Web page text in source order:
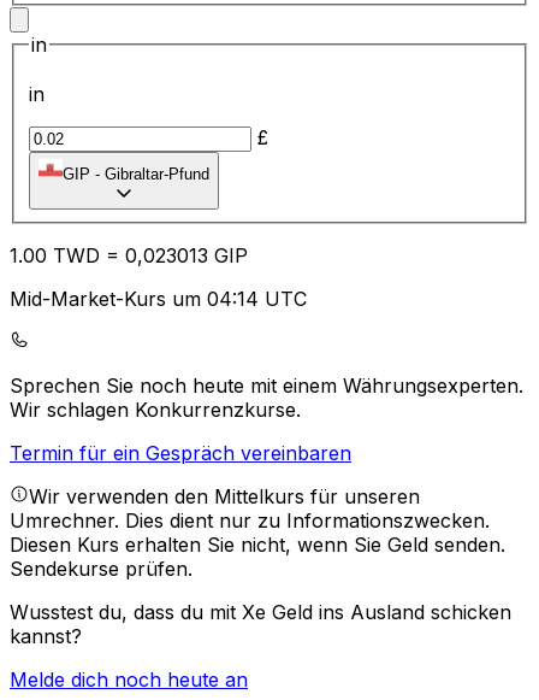
in
in
£
GIP - Gibraltar-Pfund
1.00 TWD = 0,023013 GIP
Mid-Market-Kurs um 04:14 UTC
Sprechen Sie noch heute mit einem Währungsexperten.
Wir schlagen Konkurrenzkurse.
Termin für ein Gespräch vereinbaren
Wir verwenden den Mittelkurs für unseren
Umrechner. Dies dient nur zu Informationszwecken.
Diesen Kurs erhalten Sie nicht, wenn Sie Geld senden.
Sendekurse prüfen.
Wusstest du, dass du mit Xe Geld ins Ausland schicken
kannst?
Melde dich noch heute an